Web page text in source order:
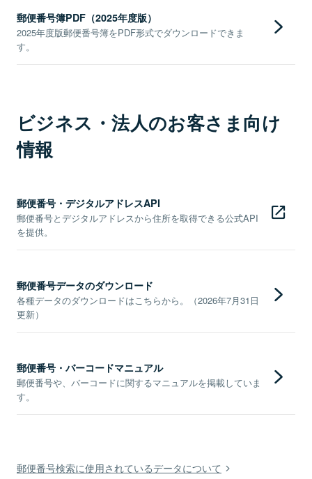
郵便番号簿PDF（2025年度版）
2025年度版郵便番号簿をPDF形式でダウンロードできま
す。
ビジネス・法人のお客さま向け
情報
郵便番号・デジタルアドレスAPI
郵便番号とデジタルアドレスから住所を取得できる公式API
を提供。
郵便番号データのダウンロード
各種データのダウンロードはこちらから。（2026年7月31日
更新）
郵便番号・バーコードマニュアル
郵便番号や、バーコードに関するマニュアルを掲載していま
す。
郵便番号検索に使用されているデータについて